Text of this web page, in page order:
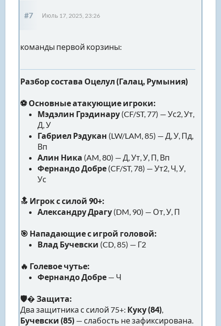
#7 Июль 17, 2025, 23:26
команды первой корзины:
Разбор состава Оцелул (Галац, Румыния)
⚽ Основные атакующие игроки:
Мэдэлин Грэдинару (CF/ST, 77) — Ус2, Ут,
Д, У
Габриел Рэдукан (LW/LAM, 85) — Д, У, Пд,
Вп
Алин Ника (AM, 80) — Д, Ут, У, П, Вп
Фернандо Добре (CF/ST, 78) — Ут2, Ч, У,
Ус
🔝 Игрок с силой 90+:
Александру Драгу (DM, 90) — От, У, П
🎯 Нападающие с игрой головой:
Влад Бучевски (CD, 85) — Г2
🔥 Голевое чутье:
Фернандо Добре — Ч
🛡� Защита:
Два защитника с силой 75+: Куку (84),
Бучевски (85) — слабость не зафиксирована.